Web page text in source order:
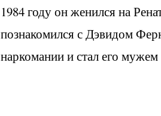
1984 году он женился на
познакомился с Дэвидом
наркомании и стал его